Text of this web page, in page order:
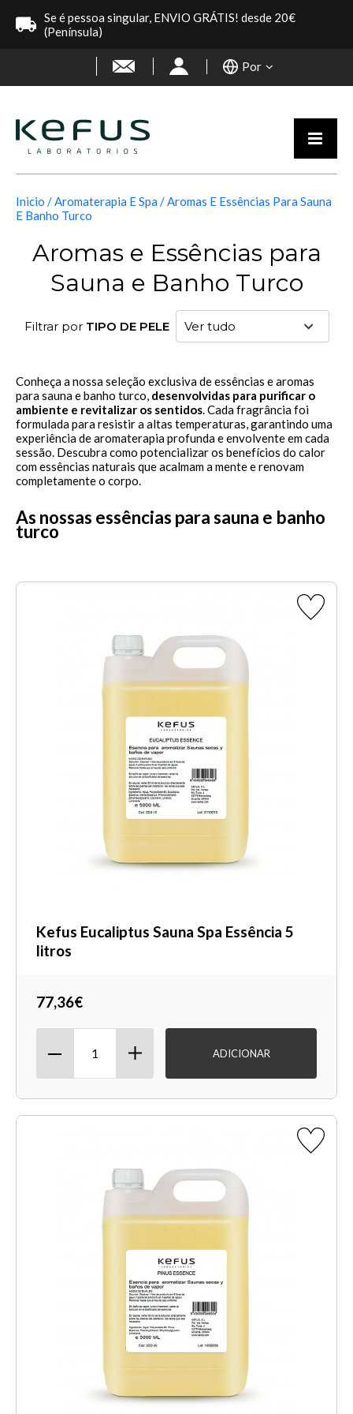
Se é pessoa singular, ENVIO GRÁTIS! desde 20€
(Península)
Por
Inicio Aromaterapia E Spa
Aromas E Essências Para Sauna
E Banho Turco
Aromas e Essências para
Sauna e Banho Turco
Filtrar por TIPO DE PELE
Conheça a nossa seleção exclusiva de essências e aromas
para sauna e banho turco, desenvolvidas para purificar o
ambiente e revitalizar os sentidos. Cada fragrância foi
formulada para resistir a altas temperaturas, garantindo uma
experiência de aromaterapia profunda e envolvente em cada
sessão. Descubra como potencializar os benefícios do calor
com essências naturais que acalmam a mente e renovam
completamente o corpo.
As nossas essências para sauna e banho
turco
Kefus Eucaliptus Sauna Spa Essência 5
litros
77,36€
ADICIONAR